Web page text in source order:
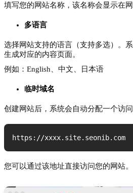
填写您的网站名称，该名称会显示在网
多语言
选择网站支持的语言（支持多选）。
生成对应的内容页面。
例如：English、中文、日本语
临时域名
创建网站后，系统会自动分配一个访问
https://xxxx.site.seonib.com
您可以通过该地址直接访问您的网站。